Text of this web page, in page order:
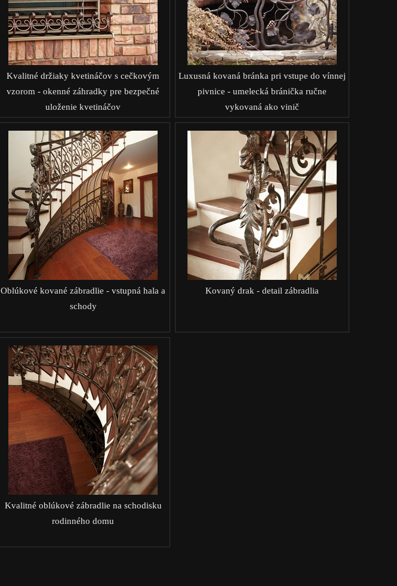
Kvalitné držiaky kvetináčov s cečkovým
vzorom - okenné záhradky pre bezpečné
uloženie kvetináčov
Luxusná kovaná bránka pri vstupe do vínnej
pivnice - umelecká bránička ručne
vykovaná ako vinič
Oblúkové kované zábradlie - vstupná hala a
schody
Kovaný drak - detail zábradlia
Kvalitné oblúkové zábradlie na schodisku
rodinného domu